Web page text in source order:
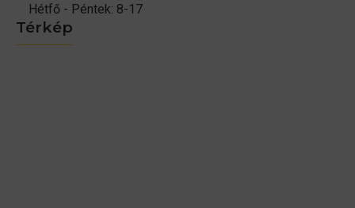
Térkép
Hétfő - Péntek: 8-17